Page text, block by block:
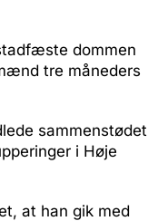
dommen
tre måneders
sammenstødet
i Høje
at han gik med